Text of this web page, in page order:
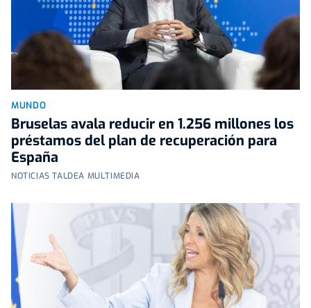
MUNDO
Bruselas avala reducir en 1.256 millones los
préstamos del plan de recuperación para
España
NOTICIAS TALDEA MULTIMEDIA